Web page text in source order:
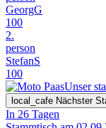
GeorgG
100
2.
person
StefanS
100
Unser
local_cafe Nächster
In 26 Tagen